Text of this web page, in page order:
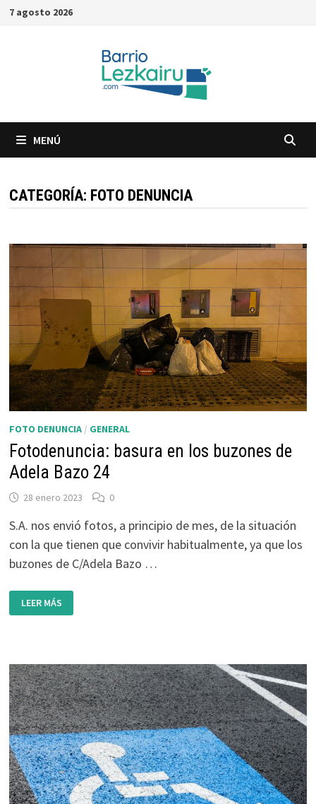
Saltar
7 agosto 2026
MENÚ
CATEGORÍA: FOTO DENUNCIA
FOTO DENUNCIA/ GENERAL
Fotodenuncia: basura en los buzones de
Adela Bazo 24
28 enero 2023 0
S.A. nos envió fotos, a principio de mes, de la situación
con la que tienen que convivir habitualmente, ya que los
buzones de C/Adela Bazo …
FOTODENUNCIA:
BASURA
EN
BAZO
24
LEER MÁS